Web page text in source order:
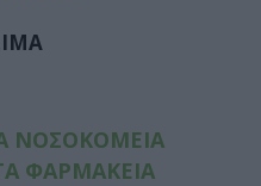
ΝΟΣΟΚΟΜΕΙΑ
ΦΑΡΜΑΚΕΙΑ